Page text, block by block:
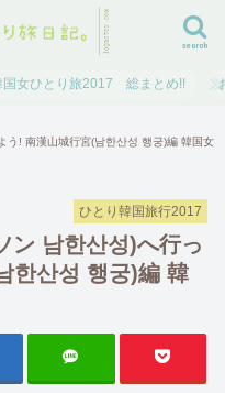
search
国女ひとり旅2017 総まとめ!!
う! 南漢山城行宮(남한산성 행궁)編 韓国女
ひとり韓国旅行2017
ン 남한산성)へ行っ
한산성 행궁)編 韓